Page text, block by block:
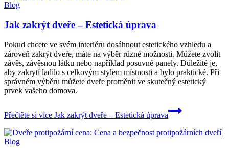
Blog
Jak zakrýt dveře – Estetická úprava
Pokud chcete ve svém interiéru dosáhnout estetického vzhledu a
zároveň zakrýt dveře, máte na výběr různé možnosti. Můžete zvolit
závěs, závěsnou látku nebo například posuvné panely. Důležité je,
aby zakrytí ladilo s celkovým stylem místnosti a bylo praktické. Při
správném výběru můžete dveře proměnit ve skutečný estetický
prvek vašeho domova.
Přečtěte si více Jak zakrýt dveře – Estetická úprava
Blog